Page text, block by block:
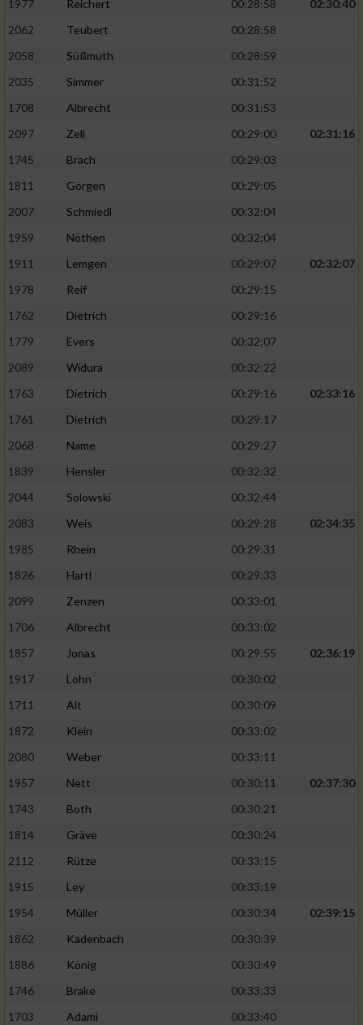
1977
Reichert 00:28:58
02:30:40
2062
Teubert
00:28:58
2058
Süßmuth
00:28:59
2035
Simmer
00:31:52
1708
Albrecht
00:31:53
2097
Zell 00:29:00
02:31:16
1745
Brach
00:29:03
1811
Görgen
00:29:05
2007
Schmiedl
00:32:04
1959
Nöthen
00:32:04
1911
Lemgen 00:29:07
02:32:07
1978
Reif
00:29:15
1762
Dietrich
00:29:16
1779
Evers
00:32:07
2089
Widura
00:32:22
1763
Dietrich 00:29:16
02:33:16
1761
Dietrich
00:29:17
2068
Name
00:29:27
1839
Hensler
00:32:32
2044
Solowski
00:32:44
2083
Weis 00:29:28
02:34:35
1985
Rhein
00:29:31
1826
Hartl
00:29:33
2099
Zenzen
00:33:01
1706
Albrecht
00:33:02
1857
Jonas 00:29:55
02:36:19
1917
Lohn
00:30:02
1711
Alt
00:30:09
1872
Klein
00:33:02
2080
Weber
00:33:11
1957
Nett 00:30:11
02:37:30
1743
Both
00:30:21
1814
Gräve
00:30:24
2112
Rütze
00:33:15
1915
Ley
00:33:19
1954
Müller 00:30:34
02:39:15
1862
Kadenbach
00:30:39
1886
König
00:30:49
1746
Brake
00:33:33
1703
Adami
00:33:40
Verwendung reduzierter Daten zur Auswahl
von Werbeanzeigen
Erstellung von Profilen für personalisierte
Werbung
personalisierter Werbung
von Inhalten
personalisierter Inhalte
Messung der Werbeleistung
Analyse von Zielgruppen durch Statistiken
oder Kombinationen von Daten aus
verschiedenen Quellen
Verwendung reduzierter Daten zur Auswahl
von Inhalten
IAB-Besonderheiten:
Verwendung genauer Standortdaten
Geräte anhand von aktiv angeforderten
Notwendig